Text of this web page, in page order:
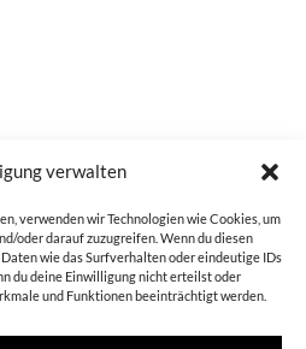
verwalten
verwenden wir Technologien wie Cookies, um
oder darauf zuzugreifen. Wenn du diesen
wie das Surfverhalten oder eindeutige IDs
du deine Einwilligung nicht erteilst oder
und Funktionen beeinträchtigt werden.